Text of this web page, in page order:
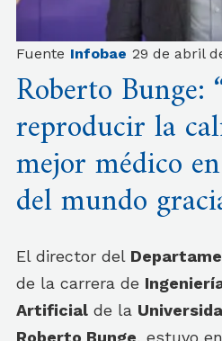
Fuente Infobae 29 de abril
Roberto Bunge:
reproducir la
mejor médico
del mundo
El director del
de la carrera de
Artificial de la
Roberto Bunge, estuvo